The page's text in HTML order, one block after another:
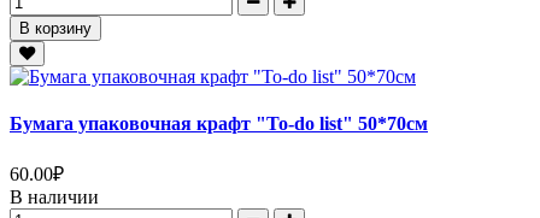
В корзину
Бумага упаковочная крафт "To-do list" 50*70см
60.00₽
В наличии